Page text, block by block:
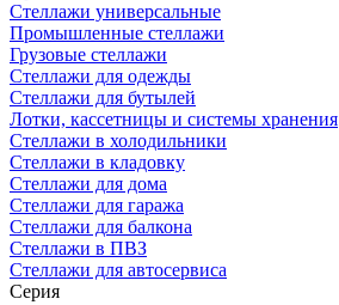
Стеллажи универсальные
Промышленные стеллажи
Грузовые стеллажи
Стеллажи для одежды
Стеллажи для бутылей
Лотки, кассетницы и системы хранения
Стеллажи в холодильники
Стеллажи в кладовку
Стеллажи для дома
Стеллажи для гаража
Стеллажи для балкона
Стеллажи в ПВЗ
Стеллажи для автосервиса
Серия